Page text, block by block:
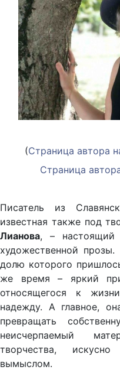
(Страница автора
Страница
Писатель из
известная также под
Лианова, – настоящий
художественной
долю которого
же время – яркий
относящегося к
надежду. А главное,
превращать
неисчерпаемый
творчества,
вымыслом.